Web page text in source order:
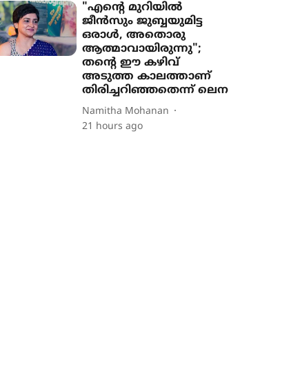
"എന്‍റെ മുറിയിൽ
ജീൻസും ജുബ്ബയുമിട്ട
ഒരാൾ, അതൊരു
ആത്മാവായിരുന്നു";
തന്‍റെ ഈ കഴിവ്
അടുത്ത കാലത്താണ്
തിരിച്ചറിഞ്ഞതെന്ന് ലെന
Namitha Mohanan
21 hours ago